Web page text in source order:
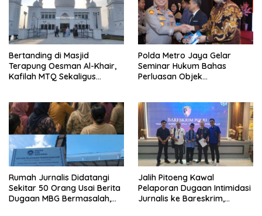
Bertanding di Masjid
Terapung Oesman Al-Khair,
Kafilah MTQ Sekaligus
Polda Metro Jaya Gelar
Seminar Hukum Bahas
Perluasan Objek
Rumah Jurnalis Didatangi
Sekitar 50 Orang Usai Berita
Dugaan MBG Bermasalah,
Jalih Pitoeng Kawal
Pelaporan Dugaan Intimidasi
Jurnalis ke Bareskrim,